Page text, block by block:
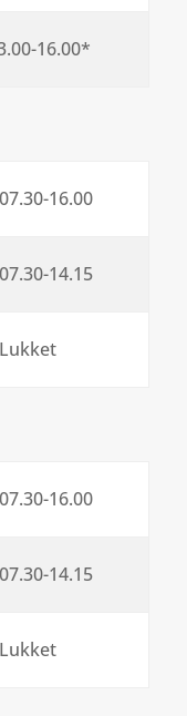
16.00*
07.30-16.00
07.30-14.15
Lukket
07.30-16.00
07.30-14.15
Lukket